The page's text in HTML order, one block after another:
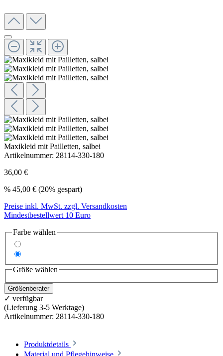
Maxikleid mit Pailletten, salbei
Artikelnummer: 28114-330-180
36,00 €
% 45,00 € (20% gespart)
Preise inkl. MwSt. zzgl. Versandkosten
Mindestbestellwert 10 Euro
Farbe wählen
Größe wählen
Größenberater
✓ verfügbar
(Lieferung 3-5 Werktage)
Artikelnummer: 28114-330-180
Produktdetails
Material und Pflegehinweise